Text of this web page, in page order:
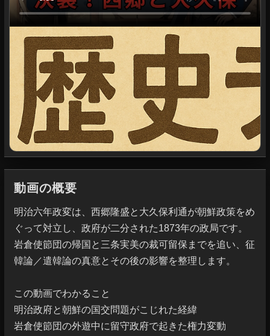
動画の概要
明治六年政変は、西郷隆盛と大久保利通が朝鮮政策をめ
ぐって対立し、政府が二分された1873年の政局です。
岩倉使節団の帰国と三条実美の裁可留保までを追い、征
韓論／遣韓論の真意とその後の影響を整理します。
この動画でわかること
明治政府と朝鮮の国交問題がこじれた経緯
岩倉使節団の外遊中に留守政府で起きた権力変動